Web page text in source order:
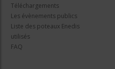
Téléchargements
Les évènements publics
Liste des poteaux Enedis
utilisés
FAQ